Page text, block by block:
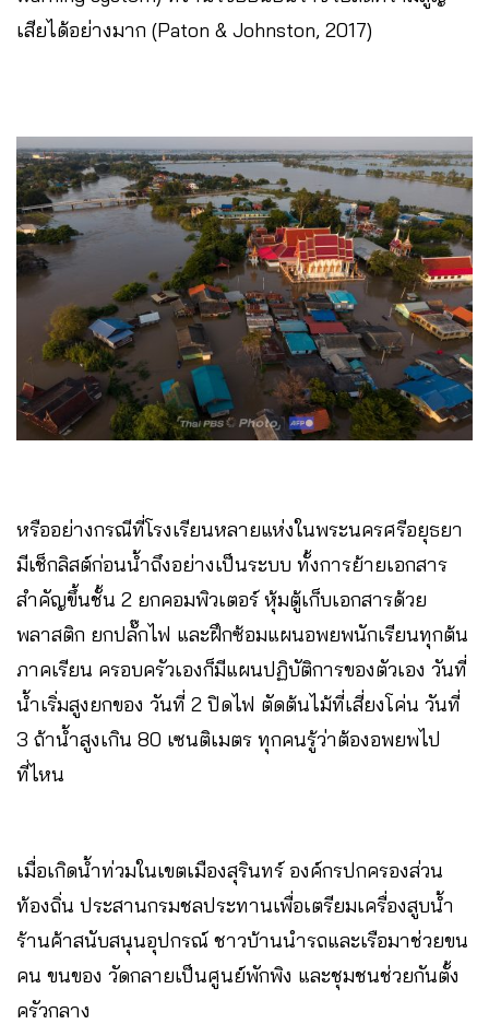
เสียได้อย่างมาก (Paton & Johnston, 2017)
หรืออย่างกรณีที่โรงเรียนหลายแห่งในพระนครศรีอยุธยา
มีเช็กลิสต์ก่อนน้ำถึงอย่างเป็นระบบ ทั้งการย้ายเอกสาร
สำคัญขึ้นชั้น 2 ยกคอมพิวเตอร์ หุ้มตู้เก็บเอกสารด้วย
พลาสติก ยกปลั๊กไฟ และฝึกซ้อมแผนอพยพนักเรียนทุกต้น
ภาคเรียน ครอบครัวเองก็มีแผนปฏิบัติการของตัวเอง วันที่
น้ำเริ่มสูงยกของ วันที่ 2 ปิดไฟ ตัดต้นไม้ที่เสี่ยงโค่น วันที่
3 ถ้าน้ำสูงเกิน 80 เซนติเมตร ทุกคนรู้ว่าต้องอพยพไป
ที่ไหน
เมื่อเกิดน้ำท่วมในเขตเมืองสุรินทร์ องค์กรปกครองส่วน
ท้องถิ่น ประสานกรมชลประทานเพื่อเตรียมเครื่องสูบน้ำ
ร้านค้าสนับสนุนอุปกรณ์ ชาวบ้านนำรถและเรือมาช่วยขน
คน ขนของ วัดกลายเป็นศูนย์พักพิง และชุมชนช่วยกันตั้ง
ครัวกลาง